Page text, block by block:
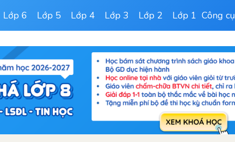
Lớp 6 Lớp 5 Lớp 4 Lớp 3 Lớp 2 Lớp 1 Công cụ